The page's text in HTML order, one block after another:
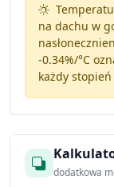
na dachu w
-0.34%/°C
każdy stopień
dodatkowa